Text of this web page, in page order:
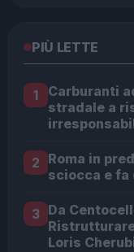
PIÙ LETTE
1
Carburanti
stradale a
2 Roma in
sciocca e
3 Da
Loris